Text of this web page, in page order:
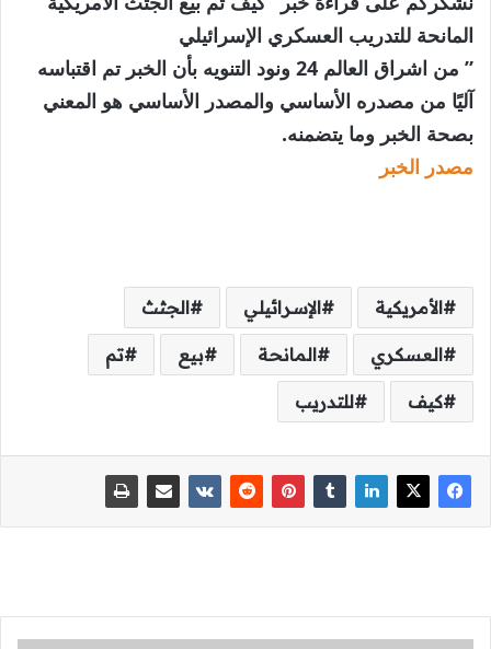
المانحة للتدريب العسكري الإسرائيلي
” من اشراق العالم 24 ونود التنويه بأن الخبر تم اقتباسه
آليًا من مصدره الأساسي والمصدر الأساسي هو المعني
بصحة الخبر وما يتضمنه.
مصدر الخبر
الأمريكية الإسرائيلي الجثث
العسكري المانحة بيع تم
كيف للتدريب